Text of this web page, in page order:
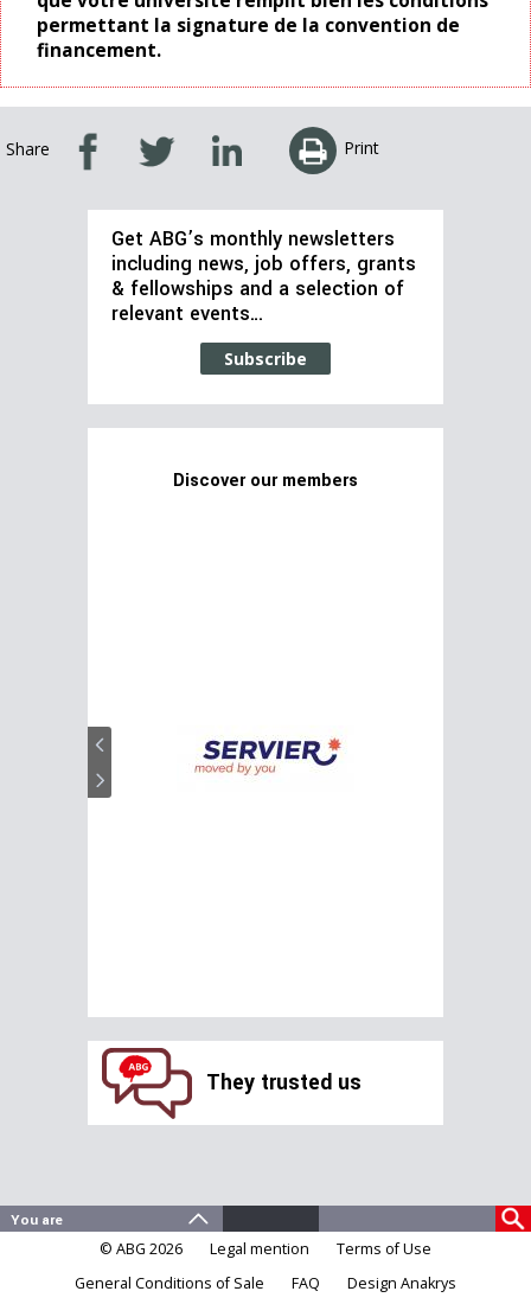
permettant la signature de la convention de
financement.
Share Print
Get ABG’s monthly newsletters
including news, job offers, grants
& fellowships and a selection of
relevant events…
Subscribe
Discover our members
They trusted us
© ABG 2026 Legal mention
Terms of Use
General Conditions of Sale
FAQ Design Anakrys